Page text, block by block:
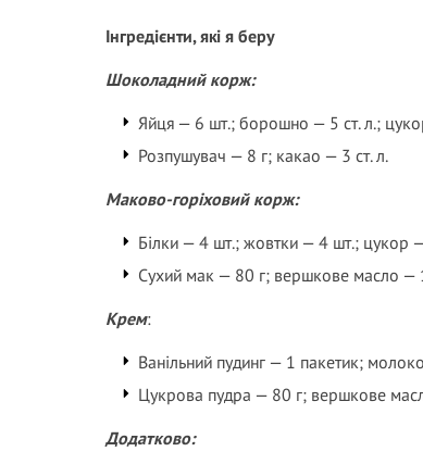
Інгредієнти, які я беру
Шоколадний корж:
Яйця — 6 шт.; борошно — 5 ст. л.;
Розпушувач — 8 г; какао — 3 ст. л.
Маково-горіховий корж:
Білки — 4 шт.; жовтки — 4 шт.; цукор
Сухий мак — 80 г; вершкове масло —
Крем:
Ванільний пудинг — 1 пакетик;
Цукрова пудра — 80 г; вершкове
Додатково: